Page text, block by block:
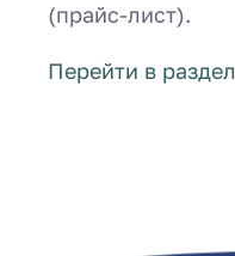
(прайс-лист).
Перейти в раздел